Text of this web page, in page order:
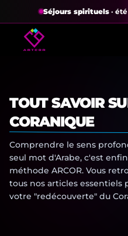
Séjours spirituels·
TOUT SAVOIR
CORANIQUE
Comprendre le sens
seul mot d'Arabe, c'est
méthode ARCOR. Vous
tous nos articles essentiels
votre "redécouverte" du